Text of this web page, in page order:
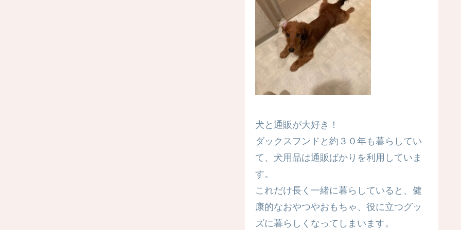
犬と通販が大好き！
ダックスフンドと約３０年も暮らしてい
て、犬用品は通販ばかりを利用していま
す。
これだけ長く一緒に暮らしていると、健
康的なおやつやおもちゃ、役に立つグッ
ズに暮らしくなってしまいます。